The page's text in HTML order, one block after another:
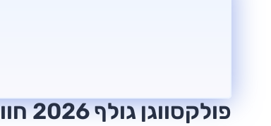
פולקסווגן גולף 2026 חוות דעת